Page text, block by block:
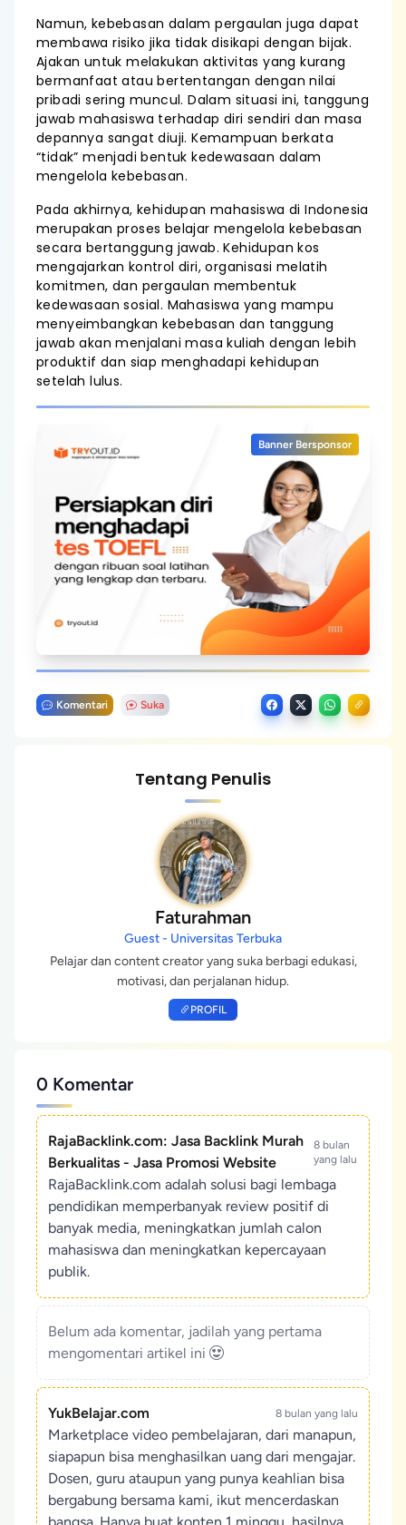
Namun, kebebasan dalam pergaulan juga dapat
membawa risiko jika tidak disikapi dengan bijak.
Ajakan untuk melakukan aktivitas yang kurang
bermanfaat atau bertentangan dengan nilai
pribadi sering muncul. Dalam situasi ini, tanggung
jawab mahasiswa terhadap diri sendiri dan masa
depannya sangat diuji. Kemampuan berkata
“tidak” menjadi bentuk kedewasaan dalam
mengelola kebebasan.
Pada akhirnya, kehidupan mahasiswa di Indonesia
merupakan proses belajar mengelola kebebasan
secara bertanggung jawab. Kehidupan kos
mengajarkan kontrol diri, organisasi melatih
komitmen, dan pergaulan membentuk
kedewasaan sosial. Mahasiswa yang mampu
menyeimbangkan kebebasan dan tanggung
jawab akan menjalani masa kuliah dengan lebih
produktif dan siap menghadapi kehidupan
setelah lulus.
Banner Bersponsor
Komentari Suka
Tentang Penulis
Faturahman
Guest - Universitas Terbuka
Pelajar dan content creator yang suka berbagi edukasi,
motivasi, dan perjalanan hidup.
PROFIL
0 Komentar
RajaBacklink.com: Jasa Backlink Murah
Berkualitas - Jasa Promosi Website
8 bulan
yang lalu
RajaBacklink.com adalah solusi bagi lembaga
pendidikan memperbanyak review positif di
banyak media, meningkatkan jumlah calon
mahasiswa dan meningkatkan kepercayaan
publik.
Belum ada komentar, jadilah yang pertama
mengomentari artikel ini
YukBelajar.com 8 bulan yang lalu
Marketplace video pembelajaran, dari manapun,
siapapun bisa menghasilkan uang dari mengajar.
Dosen, guru ataupun yang punya keahlian bisa
bergabung bersama kami, ikut mencerdaskan